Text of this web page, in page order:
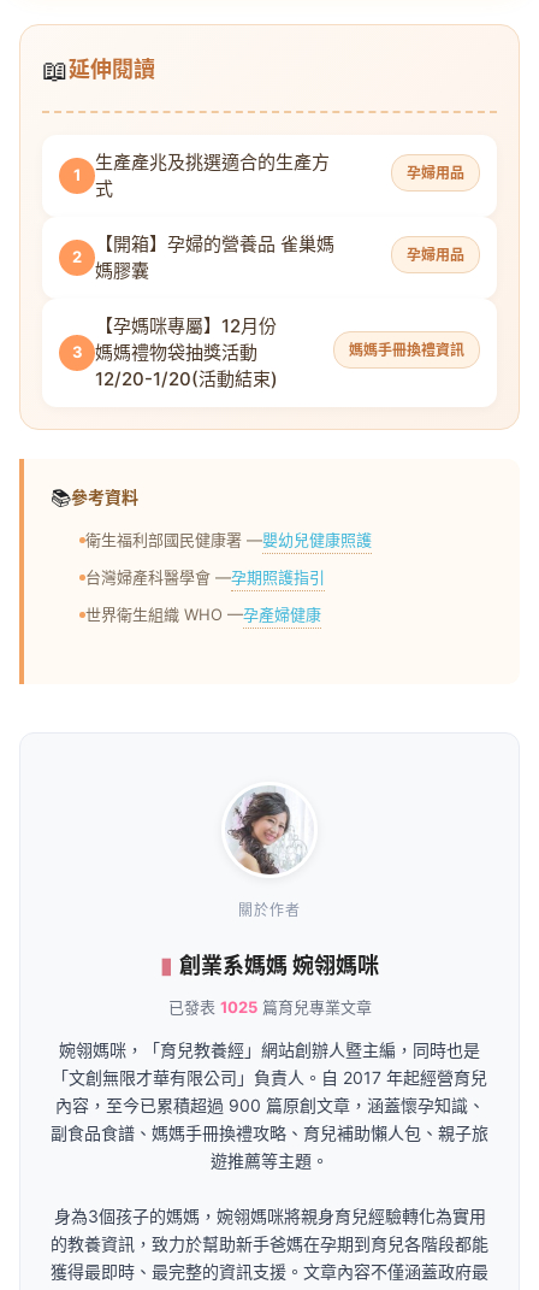
📖延伸閱讀
1
生產產兆及挑選適合的生產方
式
孕婦用品
2
【開箱】孕婦的營養品 雀巢媽
媽膠囊
孕婦用品
3
【孕媽咪專屬】12月份
媽媽禮物袋抽獎活動
12/20-1/20(活動結束)
媽媽手冊換禮資訊
📚參考資料
衛生福利部國民健康署 —嬰幼兒健康照護
台灣婦產科醫學會 —孕期照護指引
世界衛生組織 WHO —孕產婦健康
關於作者
創業系媽媽 婉翎媽咪
已發表 1025篇育兒專業文章
婉翎媽咪，「育兒教養經」網站創辦人暨主編，同時也是
「文創無限才華有限公司」負責人。自 2017 年起經營育兒
內容，至今已累積超過 900 篇原創文章，涵蓋懷孕知識、
副食品食譜、媽媽手冊換禮攻略、育兒補助懶人包、親子旅
遊推薦等主題。
身為3個孩子的媽媽，婉翎媽咪將親身育兒經驗轉化為實用
的教養資訊，致力於幫助新手爸媽在孕期到育兒各階段都能
獲得最即時、最完整的資訊支援。文章內容不僅涵蓋政府最